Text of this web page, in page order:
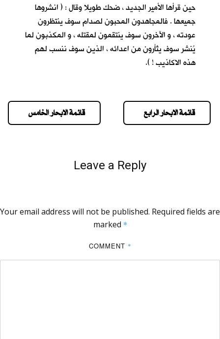
حين قرأها الأمير الجديد ، ضحك طويلا وقال : ( انشروها
جميعها . فالمجاهدون المحبون لصدام سوف ينتظرون
عودته ، و الآخرون سوف ينتقمون لمقتله ، و المكذبون لما
يُنشر سوف يثأرون من اعدائه ، الذين سوف ننسب لهم
هذه الاكاذيب ! ).
قائمة الابحار الخامس قائمة الابحار الرابع
Leave a Reply
Your email address will not be published. Required fields are
marked *
COMMENT *